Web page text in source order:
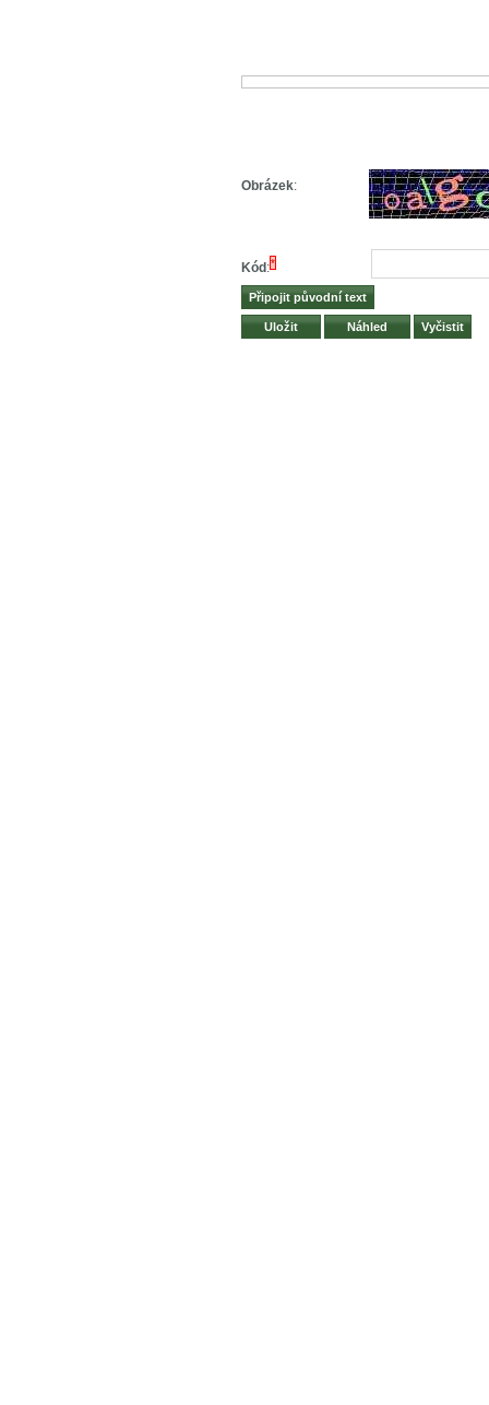
Obrázek:
Kód :*